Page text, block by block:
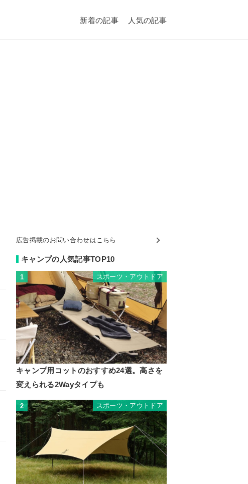
新着の記事 人気の記事
広告掲載のお問い合わせはこちら
キャンプの人気記事TOP10
1 スポーツ・アウトドア
キャンプ用コットのおすすめ24選。高さを
変えられる2Wayタイプも
2 スポーツ・アウトドア